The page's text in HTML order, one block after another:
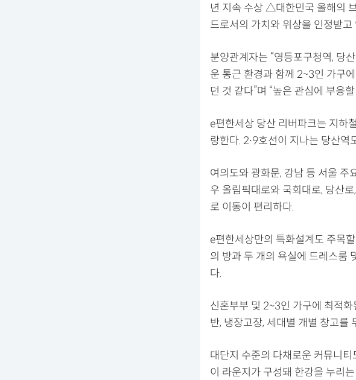
년 지속 수상 △대한민국 올해의
드로서의 가치와 위상을 인정받고
분양관계자는 “영등포구청역, 당
운 통근 환경과 함께 2~3인 가구
던 것 같다”며 “높은 관심에 부응
e편한세상 당산 리버파크는 지하
랑한다. 2∙9호선이 지나는 당산역
여의도와 광화문, 강남 등 서울 주
우 올림픽대로와 국회대로, 당산
로 이동이 편리하다.
e편한세상만의 특화설계도 주목
의 방과 두 개의 욕실에 드레스룸
다.
신혼부부 및 2~3인 가구에 최적
반, 냉장고장, 세대별 개별 창고를
대단지 수준의 다채로운 커뮤니
이 라운지가 구성돼 한강을 누리